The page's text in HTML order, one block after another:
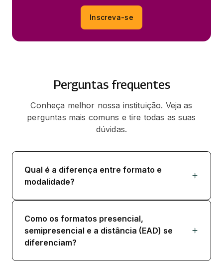
Inscreva-se
Perguntas frequentes
Conheça melhor nossa instituição. Veja as
perguntas mais comuns e tire todas as suas
dúvidas.
Qual é a diferença entre formato e
modalidade?
Como os formatos presencial,
semipresencial e a distância (EAD) se
diferenciam?